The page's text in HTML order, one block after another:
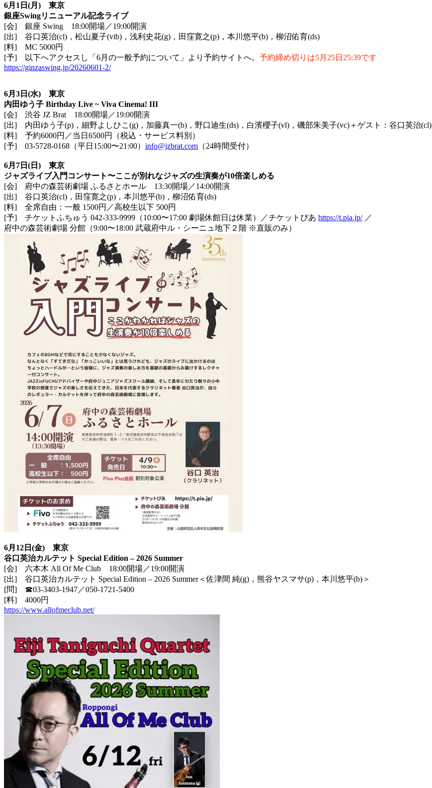
6月 1 日 (月 ) 東京
銀座Swingリニューアル記念ライブ
[会] 銀座 Swing 18:00開場／19:00開演
[出] 谷口英治(cl)，松山夏子(vib)，浅利史花(g)， 田窪寛之(p)，本川悠平(b)，柳沼佑育(ds)
[料] MC 5000円
[予] 以下へアクセスし「6月の一般予約について」より予約サイトへ。 予約締め切りは5月25日25:39です
https://ginzaswing.jp/20260601-2/
6月3日(水) 東京
内田ゆう子 Birthday Live ~ Viva Cinema! III
[会] 渋谷 JZ Brat 18:00開場／19:00開演
[出] 内田ゆう子(p)，細野よしひこ(g)，加藤真一(b)， 野口迪生(ds)，白濱櫻子(vl)，磯部朱美子(vc)＋ゲスト：谷口英治(cl)
[料] 予約6000円／当日6500円（税込・サービス料別）
[予] 03-5728-0168（平日15:00〜21:00） info@jzbrat.com （24時間受付）
6月7日(日) 東京
ジャズライブ入門コンサート〜ここが別れなジャズの生演奏が10倍楽しめる
[会] 府中の森芸術劇場 ふるさとホール 13:30開場／14:00開演
[出] 谷口英治(cl)，田窪寛之(p)，本川悠平(b)，柳沼佑育(ds)
[料] 全席自由：一般 1500円／高校生以下 500円
[予] チケットふちゅう 042-333-9999（10:00〜17:00 劇場休館日は休業）／チケットぴあ https://t.pia.jp/／
府中の森芸術劇場 分館（9:00〜18:00 武蔵府中ル・シーニュ地下２階 ※直販のみ）
6月12日(金) 東京
谷口英治カルテット Special Edition – 2026 Summer
[会] 六本木 All Of Me Club 18:00開場／19:00開演
[出] 谷口英治カルテット Special Edition – 2026 Summer＜佐津間 純(g)，熊谷ヤスマサ(p)，本川悠平(b)＞
[問] ☎︎03-3403-1947／050-1721-5400
[料] 4000円
https://www.allofmeclub.net/